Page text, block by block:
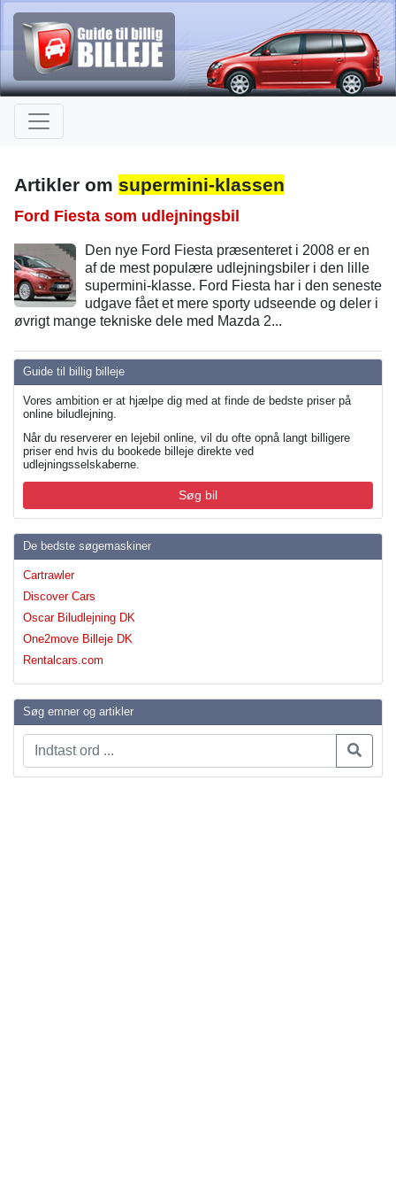
Guide til billig billeje
Vores ambition er at hjælpe dig med at finde de bedste priser på
online biludlejning.
Når du reserverer en lejebil online, vil du ofte opnå langt billigere
priser end hvis du bookede billeje direkte ved
udlejningsselskaberne.
Søg bil
De bedste søgemaskiner
Cartrawler
Discover Cars
Oscar Biludlejning DK
One2move Billeje DK
Rentalcars.com
Søg emner og artikler
Artikler om supermini-klassen
Ford Fiesta som udlejningsbil
Den nye Ford Fiesta præsenteret i 2008 er en
af de mest populære udlejningsbiler i den lille
supermini-klasse. Ford Fiesta har i den seneste
udgave fået et mere sporty udseende og deler i
øvrigt mange tekniske dele med Mazda 2...